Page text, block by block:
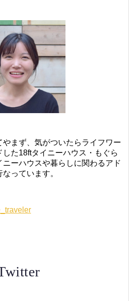
まず、気がついたらライフワー
た18ftタイニーハウス・もぐら
ーハウスや暮らしに関わるアド
っています。